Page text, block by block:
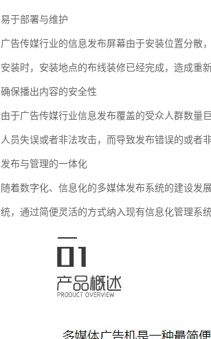
易于部署与维护
广告传媒行业的信息发布屏幕由于安装位置分散
安装时，安装地点的布线装修已经完成，造成重
确保播出内容的安全性
由于广告传媒行业信息发布覆盖的受众人群数量
人员失误或者非法攻击，而导致发布错误的或者非
发布与管理的一体化
随着数字化、信息化的多媒体发布系统的建设发
统，通过简便灵活的方式纳入现有信息化管理系